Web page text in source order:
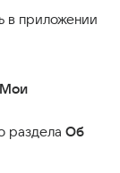
в приложении
Мои
раздела Об